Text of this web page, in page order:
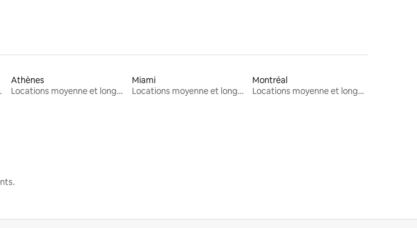
durée
Athènes
Locations moyenne et longue durée
Miami
Locations moyenne et longue durée
Montréal
Locations moyenne et longue durée